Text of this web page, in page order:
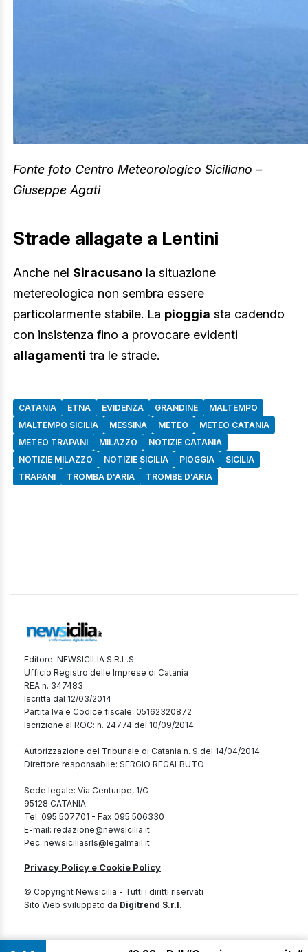
Fonte foto Centro Meteorologico Siciliano –
Giuseppe Agati
Strade allagate a Lentini
Anche nel Siracusano la situazione
metereologica non sembra essere
particolarmente stabile. La pioggia sta cadendo
con insistenza fino a provocare evidenti
allagamenti tra le strade.
CATANIA ETNA EVIDENZA GRANDINE
MALTEMPO
MALTEMPO SICILIA
MESSINA METEO
METEO CATANIA
METEO TRAPANI
MILAZZO
NOTIZIE CATANIA
NOTIZIE MILAZZO
NOTIZIE SICILIA PIOGGIA
SICILIA
TRAPANI
TROMBA D'ARIA TROMBE D'ARIA
Editore: NEWSICILIA S.R.L.S.
Ufficio Registro delle Imprese di Catania
REA n. 347483
Iscritta dal 12/03/2014
Partita Iva e Codice fiscale: 05162320872
Iscrizione al ROC: n. 24774 del 10/09/2014
Autorizzazione del Tribunale di Catania n. 9 del 14/04/2014
Direttore responsabile: SERGIO REGALBUTO
Sede legale: Via Centuripe, 1/C
95128 CATANIA
Tel. 095 507701 - Fax 095 506330
E-mail: redazione@newsicilia.it
Pec: newsiciliasrls@legalmail.it
Privacy Policy e Cookie Policy
© Copyright Newsicilia - Tutti i diritti riservati
Sito Web sviluppato da Digitrend S.r.l.